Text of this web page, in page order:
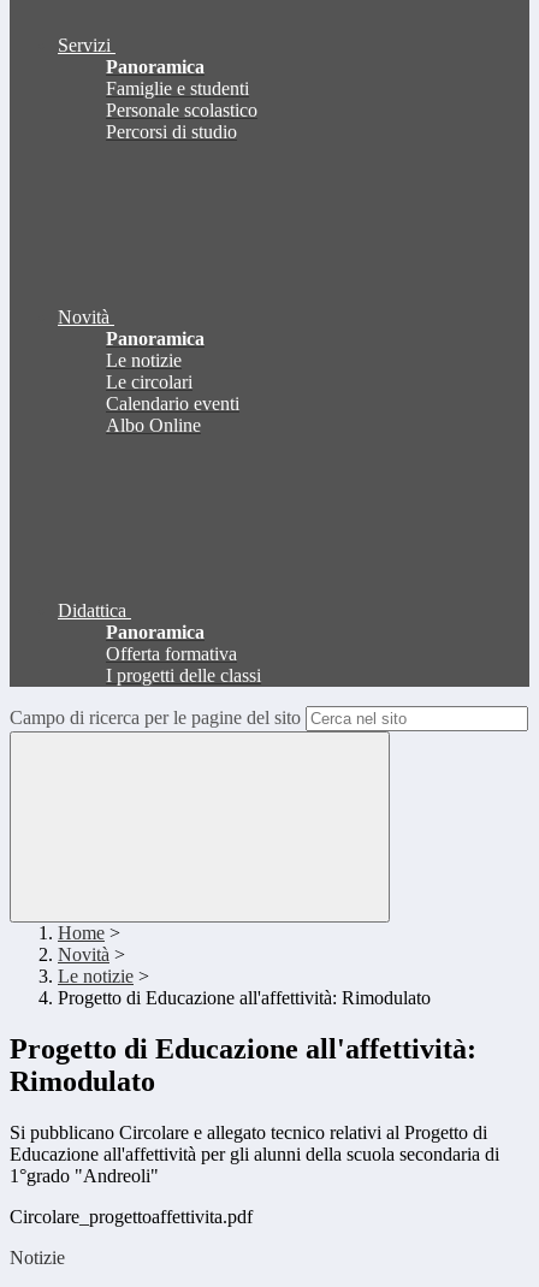
Servizi
Panoramica
Famiglie e studenti
Personale scolastico
Percorsi di studio
Novità
Panoramica
Le notizie
Le circolari
Calendario eventi
Albo Online
Didattica
Panoramica
Offerta formativa
I progetti delle classi
Campo di ricerca per le pagine del sito
Home >
Novità >
Le notizie >
Progetto di Educazione all'affettività: Rimodulato
Progetto di Educazione all'affettività:
Rimodulato
Si pubblicano Circolare e allegato tecnico relativi al Progetto di
Educazione all'affettività per gli alunni della scuola secondaria di
1°grado "Andreoli"
Circolare_progettoaffettivita.pdf
Notizie